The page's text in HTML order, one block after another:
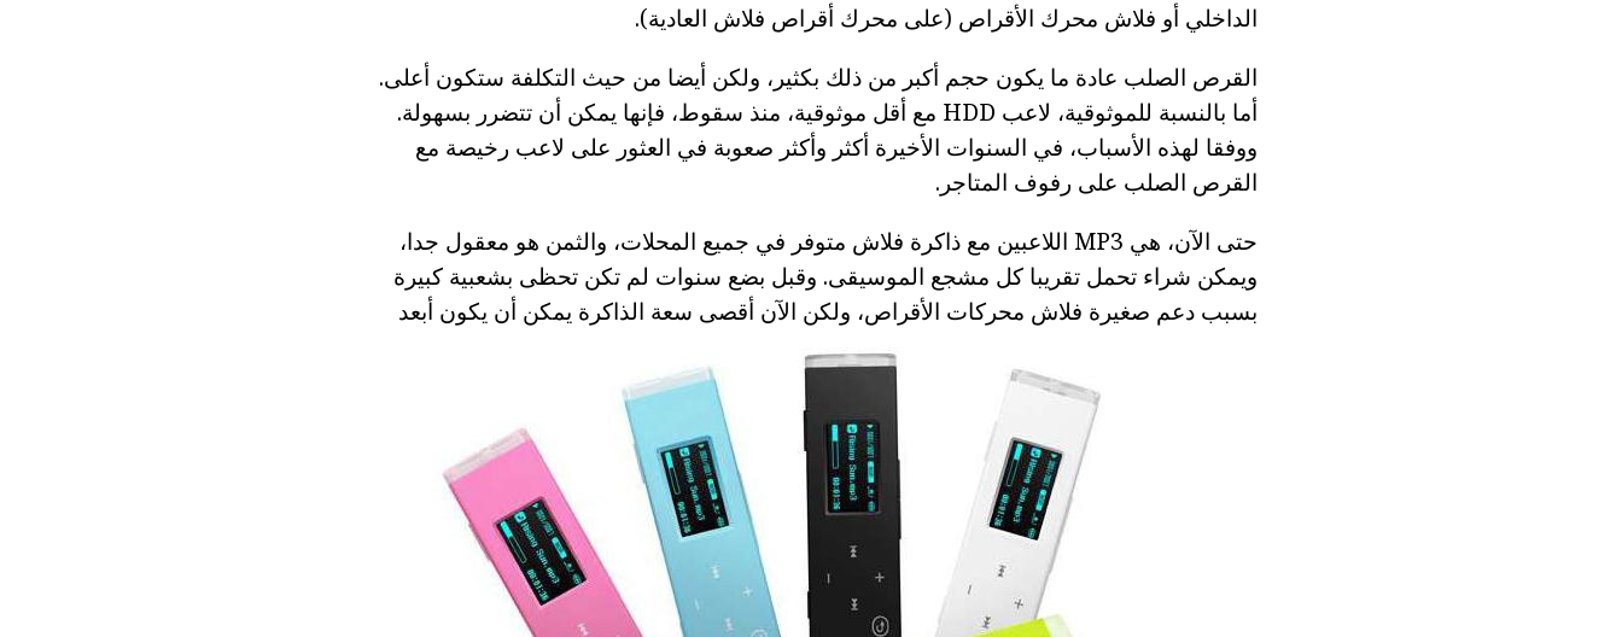
الداخلي أو فلاش محرك الأقراص (على محرك أقراص فلاش العادية).
القرص الصلب عادة ما يكون حجم أكبر من ذلك بكثير، ولكن أيضا من حيث التكلفة ستكون أعلى.
أما بالنسبة للموثوقية، لاعب HDD مع أقل موثوقية، منذ سقوط، فإنها يمكن أن تتضرر بسهولة.
ووفقا لهذه الأسباب، في السنوات الأخيرة أكثر وأكثر صعوبة في العثور على لاعب رخيصة مع
القرص الصلب على رفوف المتاجر.
حتى الآن، هي MP3 اللاعبين مع ذاكرة فلاش متوفر في جميع المحلات، والثمن هو معقول جدا،
ويمكن شراء تحمل تقريبا كل مشجع الموسيقى. وقبل بضع سنوات لم تكن تحظى بشعبية كبيرة
بسبب دعم صغيرة فلاش محركات الأقراص، ولكن الآن أقصى سعة الذاكرة يمكن أن يكون أبعد